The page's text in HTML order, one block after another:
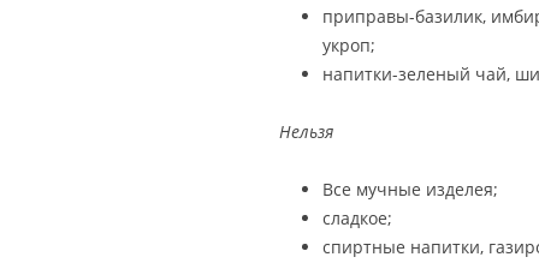
приправы-базилик,
укроп;
напитки-зеленый чай,
Нельзя
Все мучные изделея;
сладкое;
спиртные напитки,